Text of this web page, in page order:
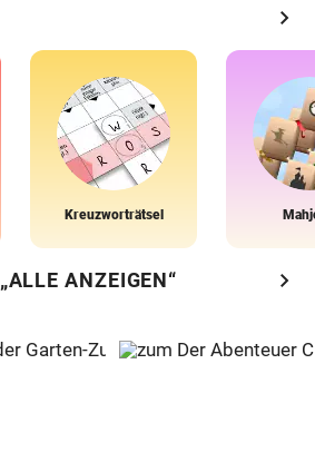
chevron_right
Kreuzworträtsel
ANZEIGEN“ chevron_right